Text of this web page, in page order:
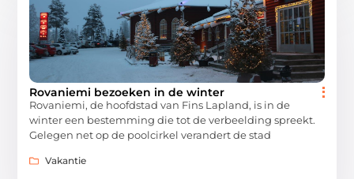
Rovaniemi bezoeken in de winter
Rovaniemi, de hoofdstad van Fins Lapland, is in de
winter een bestemming die tot de verbeelding spreekt.
Gelegen net op de poolcirkel verandert de stad
Vakantie